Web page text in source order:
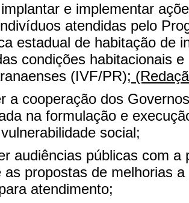
e implementar
atendidas pelo
estadual de habitação de
condições habitacionais
(IVF/PR);
a cooperação dos
na formulação e
social;
audiências públicas com
as propostas de melhorias
atendimento;